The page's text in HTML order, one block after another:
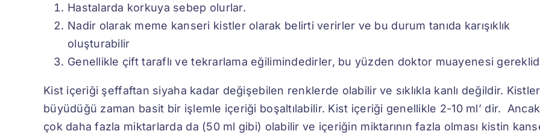
Hastalarda korkuya sebep olurlar.
Nadir olarak meme kanseri kistler olarak belirti verirler ve bu durum tanıda karışıklık
oluşturabilir
Genellikle çift taraflı ve tekrarlama eğilimindedirler, bu yüzden doktor muayenesi
Kist içeriği şeffaftan siyaha kadar değişebilen renklerde olabilir ve sıklıkla kanlı değildir. Kistler
büyüdüğü zaman basit bir işlemle içeriği boşaltılabilir. Kist içeriği genellikle 2-10 ml’ dir. Ancak
çok daha fazla miktarlarda da (50 ml gibi) olabilir ve içeriğin miktarının fazla olması kistin